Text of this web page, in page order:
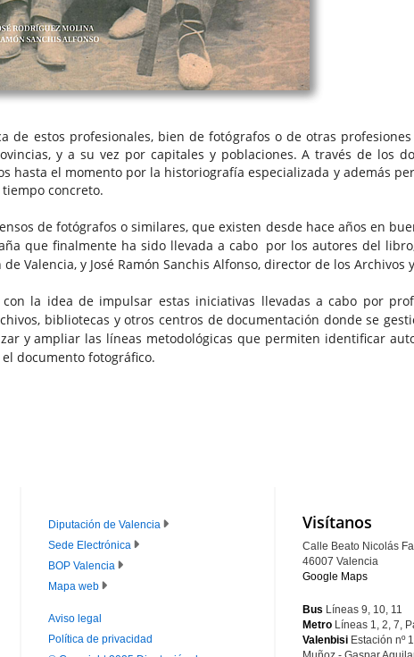
de estos profesionales, bien de fotógrafos o de otras
y a su vez por capitales y poblaciones. A través de los
hasta el momento por la historiografía especializada y además
concreto.
de fotógrafos o similares, que existen desde hace años en
que finalmente ha sido llevada a cabo por los autores del
Valencia, y José Ramón Sanchis Alfonso, director de los
la idea de impulsar estas iniciativas llevadas a cabo por
bibliotecas y otros centros de documentación donde se
y ampliar las líneas metodológicas que permiten identificar
documento fotográfico.
PIE
PRINCIPAL
Diputación de Valencia
Sede Electrónica
BOP Valencia
Mapa web
Aviso legal
Política de privacidad
Visítanos
Calle Beato Nicolás
46007 Valencia
Google Maps
Bus Líneas 9, 10, 11
Metro Líneas 1, 2, 7,
Valenbisi Estación nº